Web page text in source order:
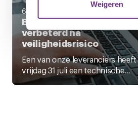
media, adverteren en
U kunt uw toestemming op
cookie-instellingenicoontje
Weigeren
6 augustus 2026
Beveiliging MijnCNV
verbeterd na
veiligheidsrisico
Een van onze leveranciers
vrijdag 31 juli een technische...